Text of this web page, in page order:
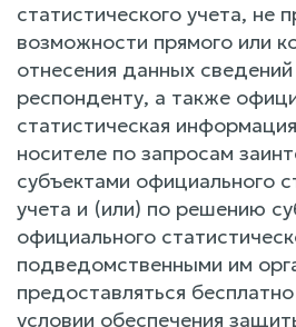
статистического учета, не
возможности прямого или
отнесения данных
респонденту, а также
статистическая
носителе по запросам
субъектами официального
учета и (или) по решению
официального
подведомственными им
предоставляться
условии обеспечения